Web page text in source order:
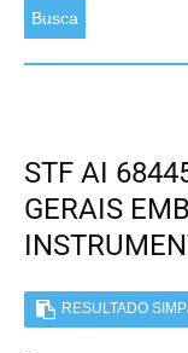
Busca
STF AI
GERAIS
RESULTADO